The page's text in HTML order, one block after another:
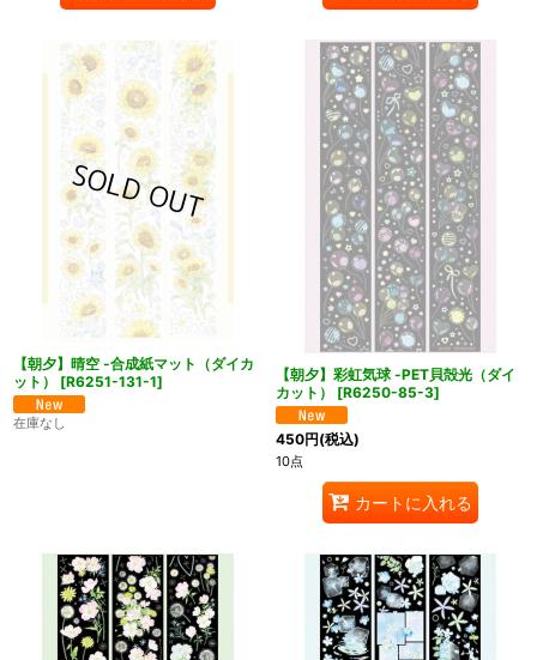
【朝夕】晴空 -合成紙マット（ダイカ
ット）
[R6251-131-1]
在庫なし
【朝夕】彩虹気球 -PET貝殻光（ダイ
カット）
[R6250-85-3]
450円(税込)
10点
カートに入れる